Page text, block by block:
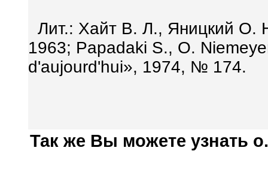
Лит.: Хайт В. Л., Яницкий
1963; Papadaki S., О.
d'aujourd'hui», 1974, № 174.
Так же Вы можете узнать